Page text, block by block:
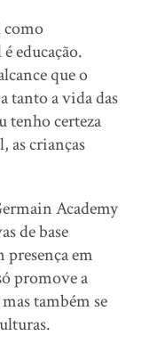
como
educação.
que o
tanto a vida das
tenho certeza
as crianças
Academy
de base
em
promove a
também se